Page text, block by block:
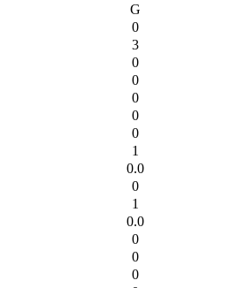
G
0
3
0
0
0
0
0
1
0.0
0
1
0.0
0
0
0